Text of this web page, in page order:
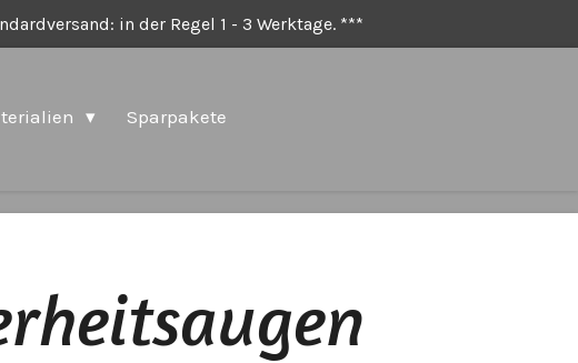
in der Regel 1 - 3 Werktage. ***
Sparpakete